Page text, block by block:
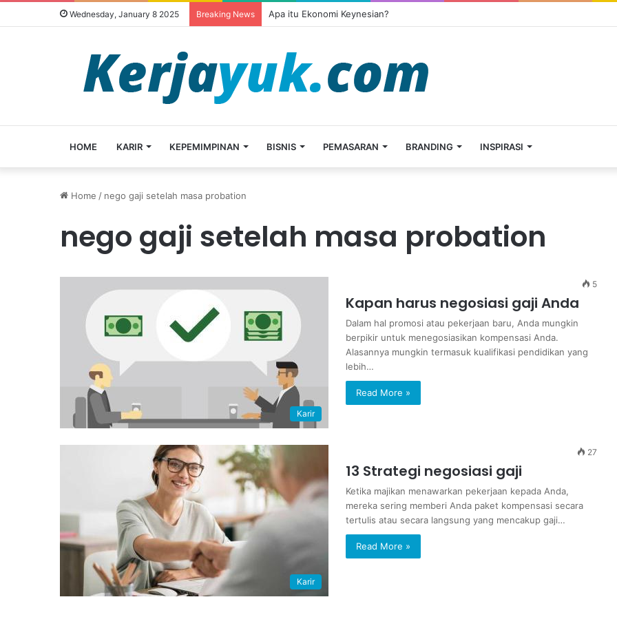
Wednesday, January 8 2025 Breaking News Apa itu Ekonomi Keynesian?
HOME KARIR KEPEMIMPINAN BISNIS PEMASARAN BRANDING INSPIRASI
Home / nego gaji setelah masa probation
nego gaji setelah masa probation
Karir
5
Kapan harus negosiasi gaji Anda
Dalam hal promosi atau pekerjaan baru, Anda mungkin
berpikir untuk menegosiasikan kompensasi Anda.
Alasannya mungkin termasuk kualifikasi pendidikan yang
lebih…
Read More »
Karir
27
13 Strategi negosiasi gaji
Ketika majikan menawarkan pekerjaan kepada Anda,
mereka sering memberi Anda paket kompensasi secara
tertulis atau secara langsung yang mencakup gaji…
Read More »